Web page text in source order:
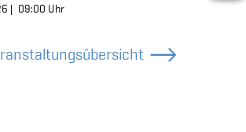
| Online,
09:00 Uhr